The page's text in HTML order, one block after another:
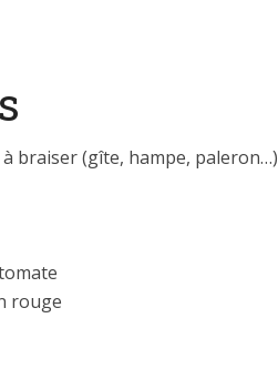
braiser (gîte, hampe, paleron…)
rouge